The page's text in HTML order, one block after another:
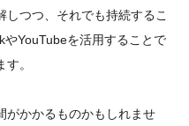
しつつ、それでも持続するこ
やYouTubeを活用することで
。
がかかるものかもしれませ